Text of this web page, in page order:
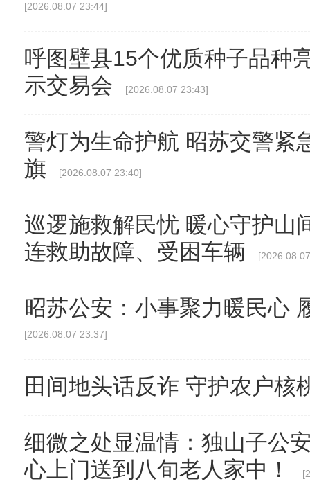
[2026.08.07 23:44]
呼图壁县15个优质种子品种
示交易会
[2026.08.07 23:43]
警灯为生命护航 昭苏交警紧
旗
[2026.08.07 23:40]
巡逻施救解民忧 暖心守护山
连救助故障、受困车辆
昭苏公安：小事聚力暖民心
[2026.08.07 23:37]
田间地头话反诈 守护农户核
细微之处显温情：独山子公
心上门送到八旬老人家中！